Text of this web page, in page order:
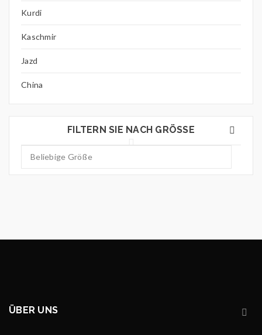
Kurdi
Kaschmir
Jazd
China
FILTERN SIE NACH GRÖSSE
ÜBER UNS